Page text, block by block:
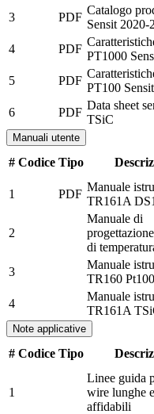
3 PDF
Catalogo
Sensit 2020-
4 PDF
PT1000
5 PDF
PT100 Sensit
6 PDF
Data sheet
TSiC
Manuali utente
# Codice Tipo
1 PDF
Manuale
TR161A
2
Manuale di
di
3
Manuale
TR160
4
Manuale
TR161A
Note applicative
# Codice Tipo
1
Linee guida
wire lunghe
affidabili